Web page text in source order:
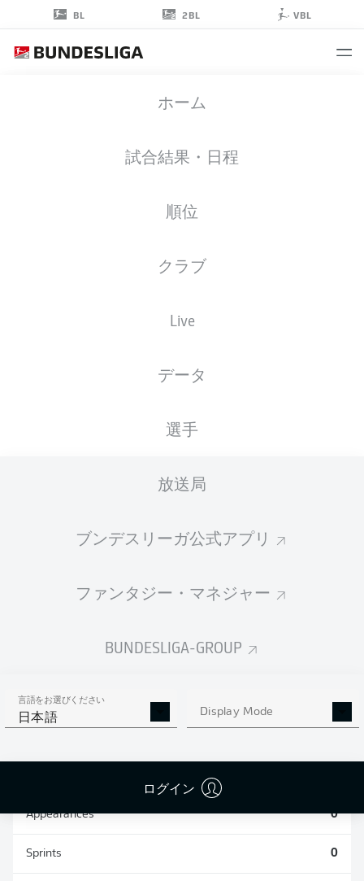
BL 2BL VBL
ホーム
試合結果・日程
順位
クラブ
Live
データ
選手
放送局
ブンデスリーガ公式アプリ
ファンタジー・マネジャー
BUNDESLIGA-GROUP
言語をお選びください
日本語 Display Mode
ログイン
統計 シーズン 2025/2026
SHOTS SAVED OWN-GOALS
Appearances 0
Sprints 0